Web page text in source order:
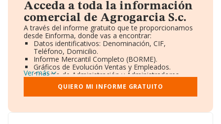
Acceda a toda la información
comercial de Agrogarcia S.c.
A través del informe gratuito que te proporcionamos
desde Einforma, donde vas a encontrar:
Datos identificativos: Denominación, CIF,
Teléfono, Domicilio.
Informe Mercantil Completo (BORME).
Gráficos de Evolución Ventas y Empleados.
Consejo de Administración y Administradores.
Directivos y Ejecutivos.
Accionistas.
Participaciones y Vinculaciones en otras empresas.
Información oficial y registral complementaria.
Ver más
QUIERO MI INFORME GRATUITO